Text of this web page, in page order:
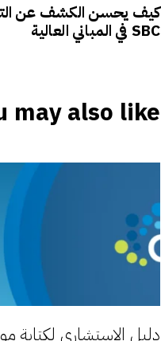
كيف يحسن الكشف عن
SBC في المباني العالية
may also like
دليل الاستشاري لكتابة